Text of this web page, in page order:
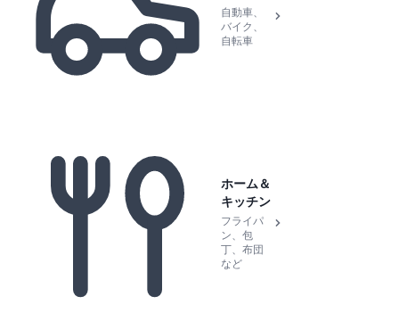
自動車、
バイク、
自転車
ホーム＆
キッチン
フライパ
ン、包
丁、布団
など